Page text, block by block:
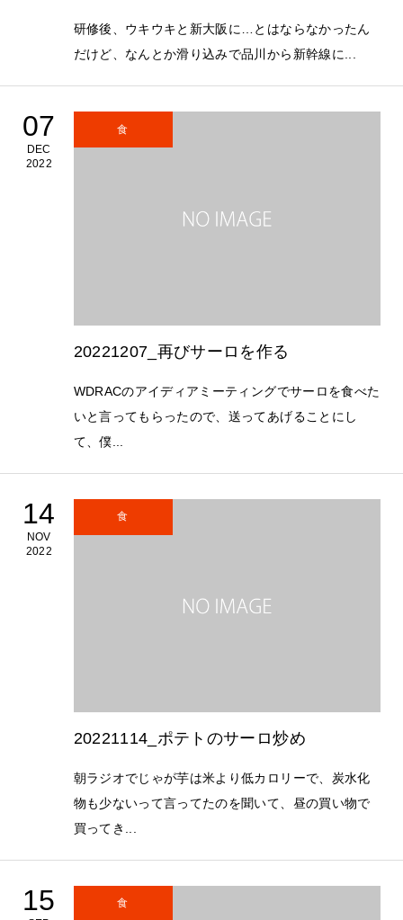
研修後、ウキウキと新大阪に…とはならなかったん
だけど、なんとか滑り込みで品川から新幹線に...
07
DEC
2022
食
20221207_再びサーロを作る
WDRACのアイディアミーティングでサーロを食べた
いと言ってもらったので、送ってあげることにし
て、僕...
14
NOV
2022
食
20221114_ポテトのサーロ炒め
朝ラジオでじゃが芋は米より低カロリーで、炭水化
物も少ないって言ってたのを聞いて、昼の買い物で
買ってき...
15 食